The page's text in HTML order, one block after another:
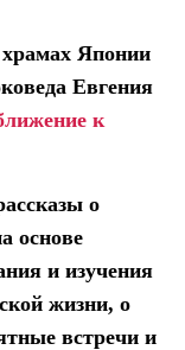
Японии
Евгения
к
о
основе
и изучения
жизни, о
встречи и